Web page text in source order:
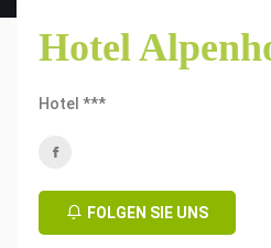
Hotel
Hotel ***
FOLGEN SIE UNS